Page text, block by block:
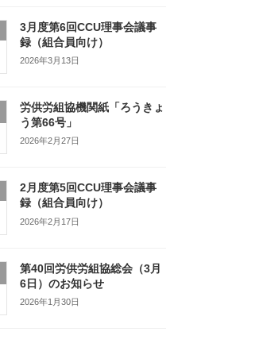
3月度第6回CCU理事会議事
録（組合員向け）
2026年3月13日
労供労組協機関紙「ろうきょ
う第66号」
2026年2月27日
2月度第5回CCU理事会議事
録（組合員向け）
2026年2月17日
第40回労供労組協総会（3月
6日）のお知らせ
2026年1月30日